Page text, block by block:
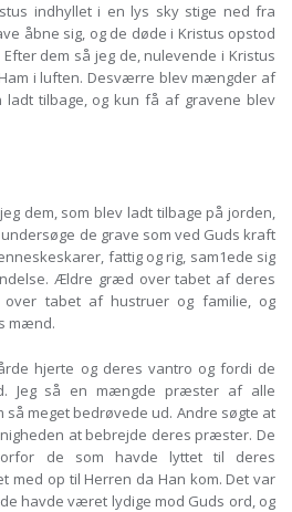
indhyllet i en lys sky stige ned fra
åbne sig, og de døde i Kristus opstod
dem så jeg de, nulevende i Kristus
i luften. Desværre blev mængder af
ladt tilbage, og kun få af gravene blev
dem, som blev ladt tilbage på jorden,
de grave som ved Guds kraft
fattig og rig, sam1ede sig
Ældre græd over tabet af deres
tabet af hustruer og familie, og
mænd.
hjerte og deres vantro og fordi de
Jeg så en mængde præster af alle
meget bedrøvede ud. Andre søgte at
at bebrejde deres præster. De
de som havde lyttet til deres
med op til Herren da Han kom. Det var
havde været lydige mod Guds ord, og